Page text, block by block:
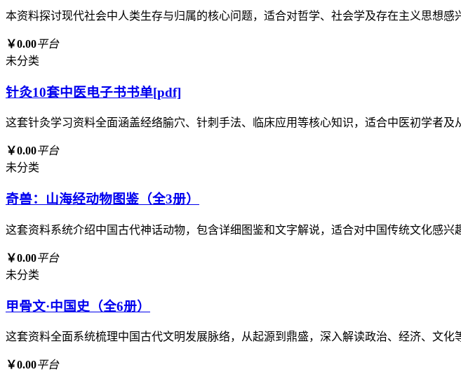
本资料探讨现代社会中人类生存与归属的核心问题，适合对哲学、社会学及存在主义思想
￥0.00平台
未分类
针灸10套中医电子书书单[pdf]
这套针灸学习资料全面涵盖经络腧穴、针刺手法、临床应用等核心知识，适合中医初学者
￥0.00平台
未分类
奇兽：山海经动物图鉴（全3册）
这套资料系统介绍中国古代神话动物，包含详细图鉴和文字解说，适合对中国传统文化感
￥0.00平台
未分类
甲骨文·中国史（全6册）
这套资料全面系统梳理中国古代文明发展脉络，从起源到鼎盛，深入解读政治、经济、文
￥0.00平台